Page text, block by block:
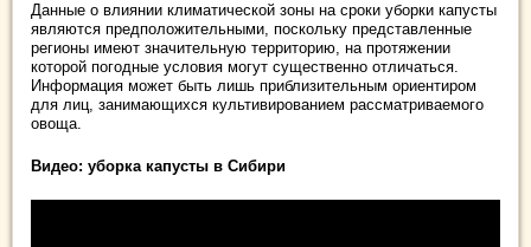
Данные о влиянии климатической зоны на сроки уборки капусты
являются предположительными, поскольку представленные
регионы имеют значительную территорию, на протяжении
которой погодные условия могут существенно отличаться.
Информация может быть лишь приблизительным ориентиром
для лиц, занимающихся культивированием рассматриваемого
овоща.
Видео: уборка капусты в Сибири